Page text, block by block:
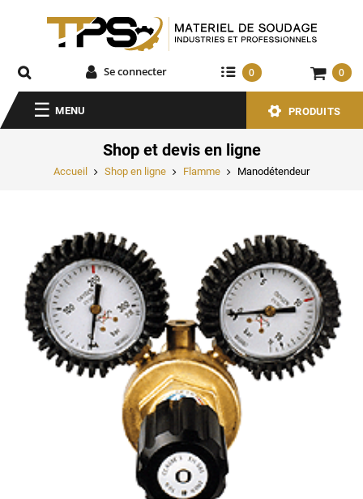
Se connecter 0 0
MENU PRODUITS
Shop et devis en ligne
Accueil Shop en ligne Flamme Manodétendeur